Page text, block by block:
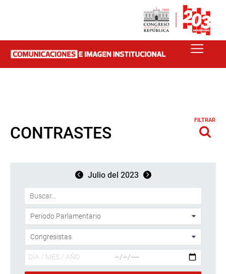
CONTRASTES
FILTRAR
Julio del 2023